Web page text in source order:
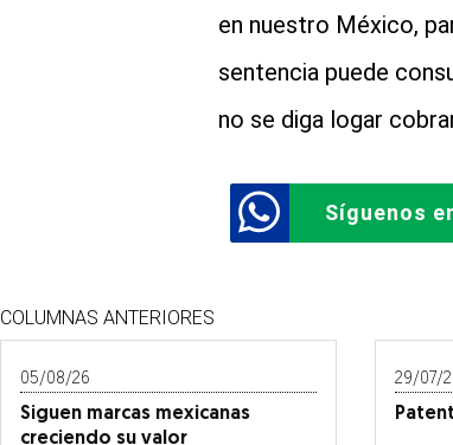
en nuestro México,
sentencia puede
no se diga logar
Síguenos
COLUMNAS ANTERIORES
05/08/26
Siguen marcas mexicanas
creciendo su valor
29/07/